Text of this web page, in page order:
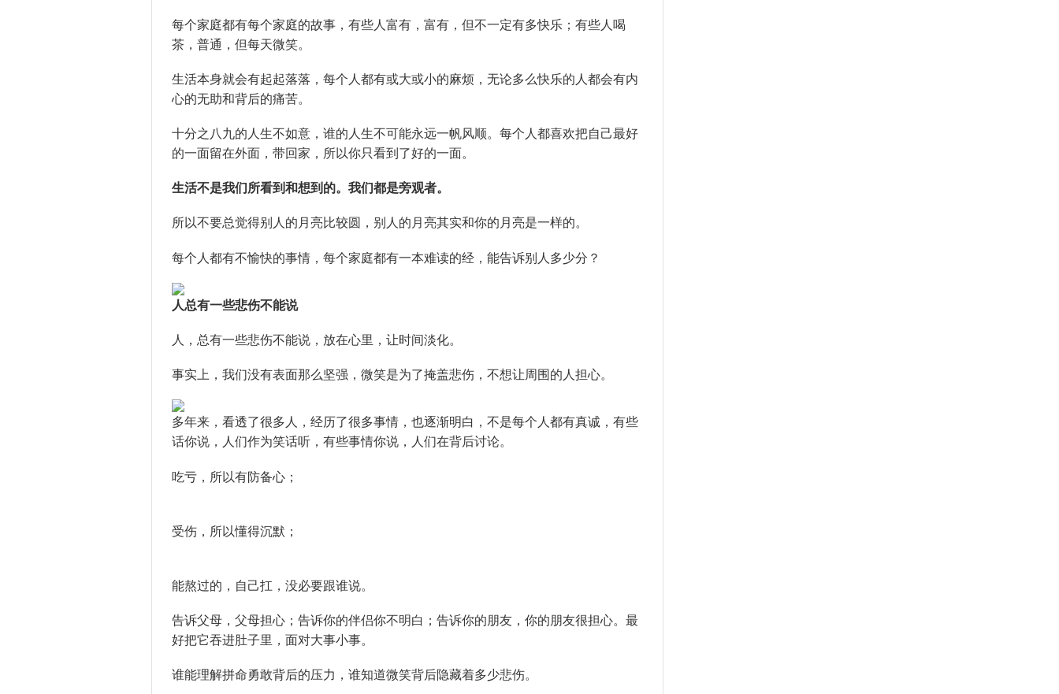
每个家庭都有每个家庭的故事，有些人富有，富有，但不一定有多快乐；有些人喝
茶，普通，但每天微笑。
生活本身就会有起起落落，每个人都有或大或小的麻烦，无论多么快乐的人都会有内
心的无助和背后的痛苦。
十分之八九的人生不如意，谁的人生不可能永远一帆风顺。每个人都喜欢把自己最好
的一面留在外面，带回家，所以你只看到了好的一面。
生活不是我们所看到和想到的。我们都是旁观者。
所以不要总觉得别人的月亮比较圆，别人的月亮其实和你的月亮是一样的。
每个人都有不愉快的事情，每个家庭都有一本难读的经，能告诉别人多少分？
人总有一些悲伤不能说
人，总有一些悲伤不能说，放在心里，让时间淡化。
事实上，我们没有表面那么坚强，微笑是为了掩盖悲伤，不想让周围的人担心。
多年来，看透了很多人，经历了很多事情，也逐渐明白，不是每个人都有真诚，有些
话你说，人们作为笑话听，有些事情你说，人们在背后讨论。
吃亏，所以有防备心；
受伤，所以懂得沉默；
能熬过的，自己扛，没必要跟谁说。
告诉父母，父母担心；告诉你的伴侣你不明白；告诉你的朋友，你的朋友很担心。最
好把它吞进肚子里，面对大事小事。
谁能理解拼命勇敢背后的压力，谁知道微笑背后隐藏着多少悲伤。